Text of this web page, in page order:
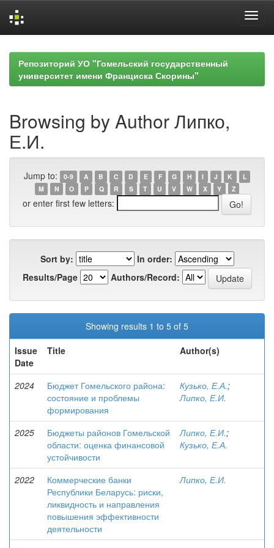
navigationРепозиторий УО "Гомельский государственный
университет имени Франциска Скорины"
Browsing by Author Липко,
Е.И.
Jump to: 0-9 A B C D E F G H I J K
L
M
N O P Q R S T U V W X Y Z
or enter first few letters:
Sort by:
In order:
Results/Page
Authors/Record:
Showing results 1 to 5 of 5
Issue
Date
Title Author(s)
2024
Бюджет Гомельского района:
состояние и проблемы
формирования
Кузько, Е.А.;
Липко, Е.И.
2025
Бюджеты районов Гомельской
области: оценка финансовой
устойчивости
Липко, Е.И.;
Кузько, Е.А.
2022
Коммерческие банки
Республики Беларусь: риски,
ликвидность и направления
повышения эффективности
деятельности
Липко, Е.И.